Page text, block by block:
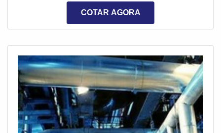
funcionalidade.Diferenciais que o material ofereceToda
ao processo de
COTAR AGORA